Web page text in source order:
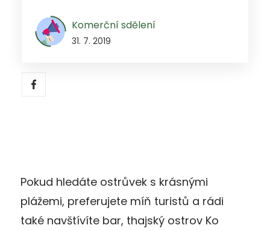
Komerční sdělení
31. 7. 2019
Pokud hledáte ostrůvek s krásnými
plážemi, preferujete míň turistů a rádi
také navštívíte bar, thajský ostrov Ko